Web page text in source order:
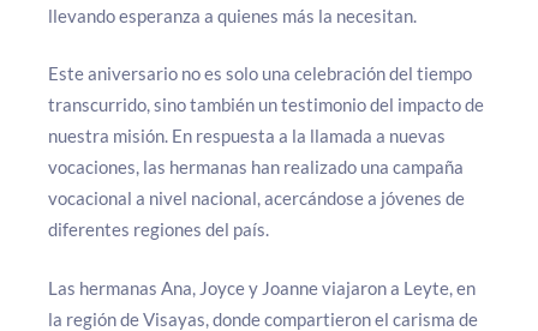
llevando esperanza a quienes más la necesitan.
Este aniversario no es solo una celebración del tiempo
transcurrido, sino también un testimonio del impacto de
nuestra misión. En respuesta a la llamada a nuevas
vocaciones, las hermanas han realizado una campaña
vocacional a nivel nacional, acercándose a jóvenes de
diferentes regiones del país.
Las hermanas Ana, Joyce y Joanne viajaron a Leyte, en
la región de Visayas, donde compartieron el carisma de